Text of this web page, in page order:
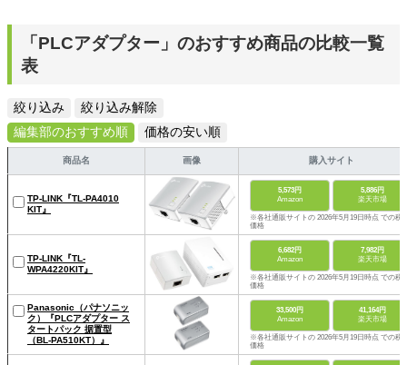
「PLCアダプター」のおすすめ商品の比較一覧
表
絞り込み
絞り込み解除
編集部のおすすめ順
価格の安い順
商品名 画像 購入サイト
TP-LINK『TL-PA4010
KIT』
5,573円
Amazon
5,886円
楽天市場
※各社通販サイトの 2026年5月19日時点 での税
価格
TP-LINK『TL-
WPA4220KIT』
6,682円
Amazon
7,982円
楽天市場
※各社通販サイトの 2026年5月19日時点 での税
価格
Panasonic（パナソニッ
ク）『PLCアダプター ス
タートパック 据置型
（BL-PA510KT）』
33,500円
Amazon
41,164円
楽天市場
※各社通販サイトの 2026年5月19日時点 での税
価格